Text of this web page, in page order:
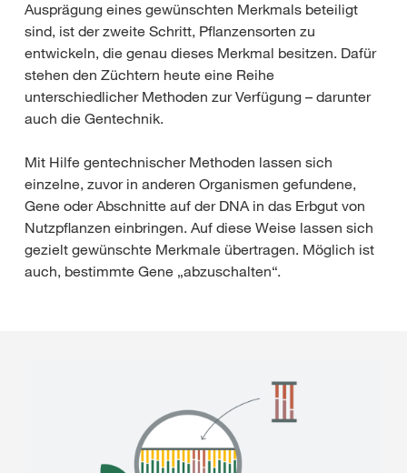
Ausprägung eines gewünschten Merkmals beteiligt
sind, ist der zweite Schritt, Pflanzensorten zu
entwickeln, die genau dieses Merkmal besitzen. Dafür
stehen den Züchtern heute eine Reihe
unterschiedlicher Methoden zur Verfügung – darunter
auch die Gentechnik.
Mit Hilfe gentechnischer Methoden lassen sich
einzelne, zuvor in anderen Organismen gefundene,
Gene oder Abschnitte auf der DNA in das Erbgut von
Nutzpflanzen einbringen. Auf diese Weise lassen sich
gezielt gewünschte Merkmale übertragen. Möglich ist
auch, bestimmte Gene „abzuschalten“.